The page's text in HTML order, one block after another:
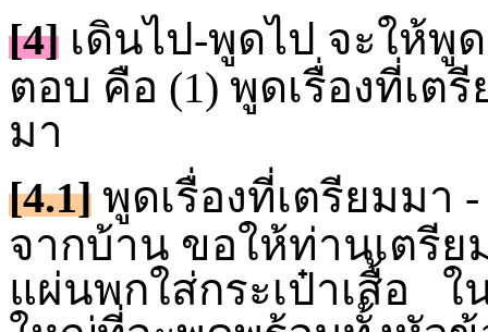
[4] เดินไป-พูดไป จะให้พูด
ตอบ คือ (1) พูดเรื่องที่เต
มา
[4.1] พูดเรื่องที่เตรียมมา
จากบ้าน ขอให้ท่านเตรีย
แผ่นพกใส่กระเป๋าเสื้อ